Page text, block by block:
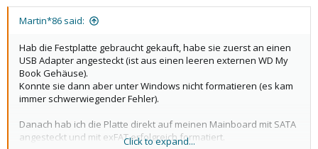
Martin*86 said:
Hab die Festplatte gebraucht gekauft, habe sie zuerst an einen
USB Adapter angesteckt (ist aus einen leeren externen WD My
Book Gehäuse).
Konnte sie dann aber unter Windows nicht formatieren (es kam
immer schwerwiegender Fehler).
Danach hab ich die Platte direkt auf meinen Mainboard mit SATA
angesteckt und mit exFAT erfolgreich formatiert.
Click to expand...